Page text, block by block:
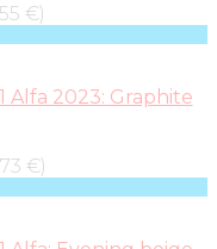
€)
Alfa 2023: Graphite
€)